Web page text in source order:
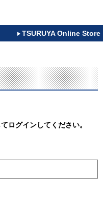
TSURUYA Online Store
ログインしてください。